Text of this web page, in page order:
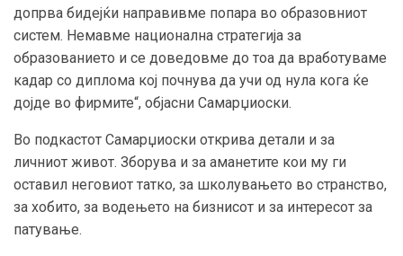
допрва бидејќи направивме попара во образовниот
систем. Немавме национална стратегија за
образованието и се доведовме до тоа да вработуваме
кадар со диплома кој почнува да учи од нула кога ќе
дојде во фирмите“, објасни Самарџиоски.
Во подкастот Самарџиоски открива детали и за
личниот живот. Зборува и за аманетите кои му ги
оставил неговиот татко, за школувањето во странство,
за хобито, за водењето на бизнисот и за интересот за
патување.